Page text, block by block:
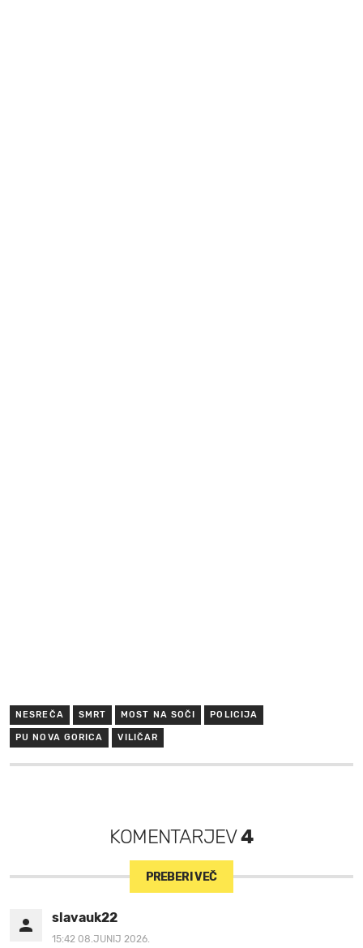
NESREČA SMRT MOST NA SOČI POLICIJA
PU NOVA GORICA VILIČAR
KOMENTARJEV4
PREBERI VEČ
slavauk22
15:42 08.JUNIJ 2026.